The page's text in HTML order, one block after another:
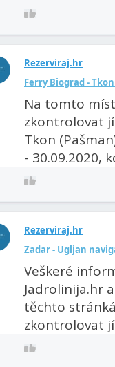
Rezerviraj.hr
Ferry Biograd -
Na tomto
zkontrolovat
Tkon
- 30.09.2020,
Rezerviraj.hr
Zadar - Ugljan
Veškeré
Jadrolinija.hr
těchto
zkontrolovat